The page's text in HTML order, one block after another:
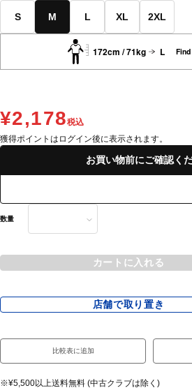
S M L XL 2XL
172cm / 71kg L
¥2,178税込
獲得ポイントはログイン後に表示されます。
お買い物前にご確認く
数量
カートに入れる
店舗で取り置き
比較表に追加
※¥5,500以上送料無料 (中古クラブは除く)